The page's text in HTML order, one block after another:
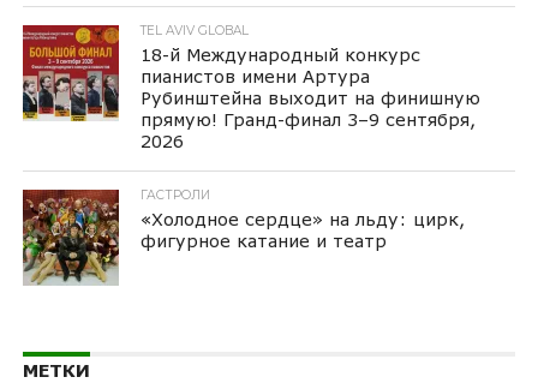
TEL AVIV GLOBAL
18-й Международный конкурс
пианистов имени Артура
Рубинштейна выходит на финишную
прямую! Гранд-финал 3–9 сентября,
2026
ГАСТРОЛИ
«Холодное сердце» на льду: цирк,
фигурное катание и театр
МЕТКИ